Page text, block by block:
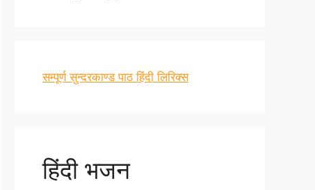
सम्पूर्ण सुन्दरकाण्ड पाठ हिंदी लिरिक्स
हिंदी भजन